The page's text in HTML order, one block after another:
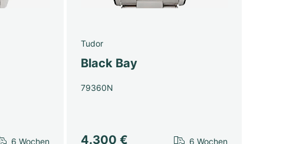
6 Wochen
Tudor
Black Bay
79360N
4.300 € 6 Wochen